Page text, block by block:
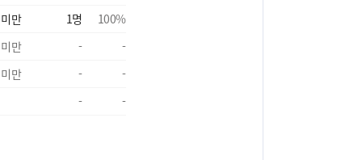
만
1명 100%
만
-
-
만
-
-
-
-